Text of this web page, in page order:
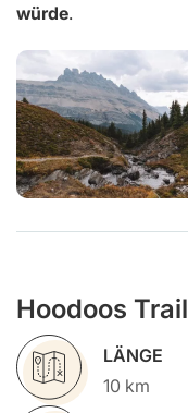
würde.
Hoodoos Trail
LÄNGE
10 km